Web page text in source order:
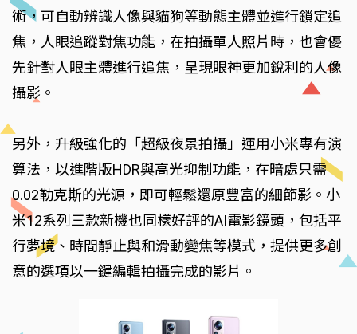
術，可自動辨識人像與貓狗等動態主體並進行鎖定追
焦，人眼追蹤對焦功能，在拍攝單人照片時，也會優
先針對人眼主體進行追焦，呈現眼神更加銳利的人像
攝影。
另外，升級強化的「超級夜景拍攝」運用小米專有演
算法，以進階版HDR與高光抑制功能，在暗處只需
0.02勒克斯的光源，即可輕鬆還原豐富的細節影。小
米12系列三款新機也同樣好評的AI電影鏡頭，包括平
行夢境、時間靜止與和滑動變焦等模式，提供更多創
意的選項以一鍵編輯拍攝完成的影片。